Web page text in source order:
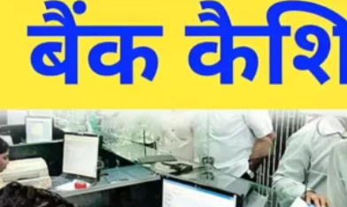
Airforce,
Police….